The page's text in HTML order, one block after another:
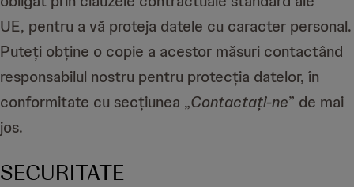
UE, pentru a vă proteja datele cu caracter personal.
Puteți obține o copie a acestor măsuri contactând
responsabilul nostru pentru protecția datelor, în
conformitate cu secțiunea „Contactați-ne” de mai
jos.
SECURITATE